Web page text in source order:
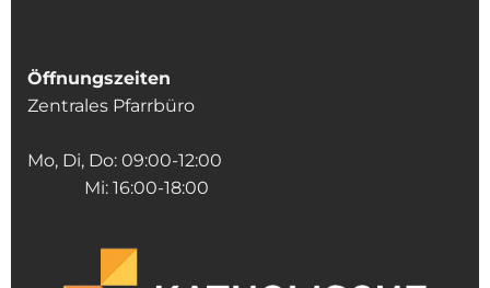
Öffnungszeiten
Zentrales Pfarrbüro
Mo, Di, Do: 09:00-12:00
Mi: 16:00-18:00